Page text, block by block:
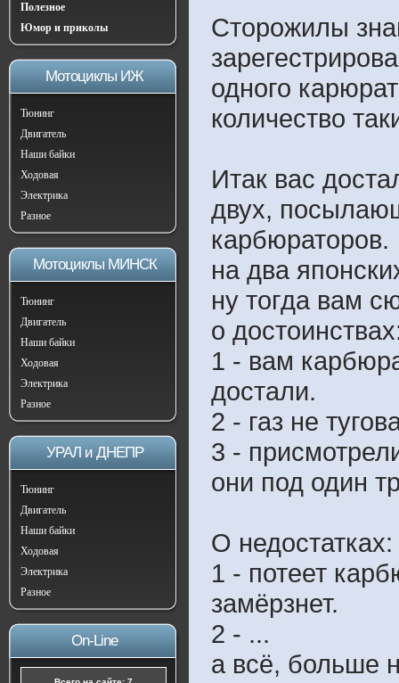
Полезное
Юмор и приколы
Мотоциклы ИЖ
Тюнинг
Двигатель
Наши байки
Ходовая
Электрика
Разное
Мотоциклы МИНСК
Тюнинг
Двигатель
Наши байки
Ходовая
Электрика
Разное
УРАЛ и ДНЕПР
Тюнинг
Двигатель
Наши байки
Ходовая
Электрика
Разное
On-Line
Cторожилы
одного
количество
Итак вас
двух,
карбюраторов.
на два
ну тогда вам
о
1 - вам
достали.
2 - газ не
3 -
они под один
О недостатках:
1 - потеет
замёрзнет.
2 - ...
а всё, больше